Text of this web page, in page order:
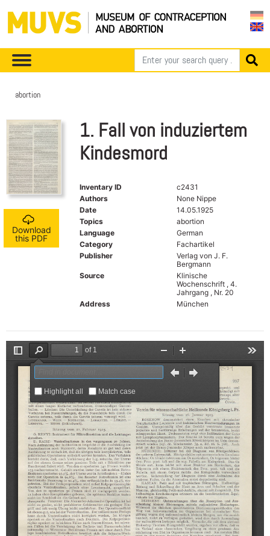
abortion
Download
this PDF
1. Fall von induziertem
Kindesmord
Inventary ID
c2431
Authors
None Nippe
Date
14.05.1925
Topics
abortion
Language
German
Category
Fachartikel
Publisher
Verlag von J. F.
Bergmann
Source
Klinische
Wochenschrift , 4.
Jahrgang , Nr. 20
Address
München